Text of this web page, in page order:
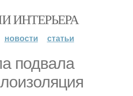
ИНТЕРЬЕРА
новости статьи
подвала